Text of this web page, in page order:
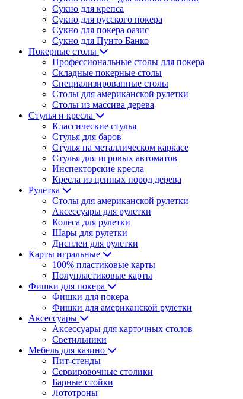
Сукно для крепса
Сукно для русского покера
Сукно для покера оазис
Сукно для Пунто Банко
Покерные столы
Профессиональные столы для покера
Складные покерные столы
Специализированные столы
Столы для американской рулетки
Столы из массива дерева
Стулья и кресла
Классические стулья
Стулья для баров
Стулья на металлическом каркасе
Стулья для игровых автоматов
Инспекторские кресла
Кресла из ценных пород дерева
Рулетка
Столы для американской рулетки
Аксессуары для рулетки
Колеса для рулетки
Шары для рулетки
Дисплеи для рулетки
Карты игральные
100% пластиковые карты
Полупластиковые карты
Фишки для покера
Фишки для покера
Фишки для американской рулетки
Аксессуары
Аксессуары для карточных столов
Светильники
Мебель для казино
Пит-стенды
Сервировочные столики
Барные стойки
Лототроны